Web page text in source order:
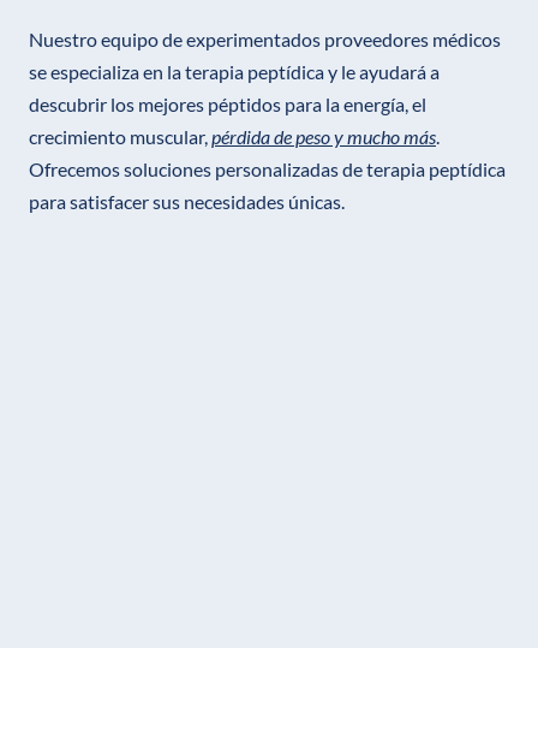
Nuestro equipo de experimentados proveedores médicos
se especializa en la terapia peptídica y le ayudará a
descubrir los mejores péptidos para la energía, el
crecimiento muscular,pérdida de peso y mucho más.
Ofrecemos soluciones personalizadas de terapia peptídica
para satisfacer sus necesidades únicas.